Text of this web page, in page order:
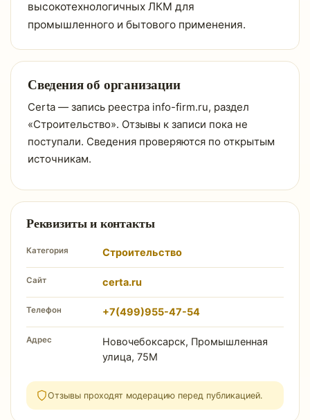
высокотехнологичных ЛКМ для
промышленного и бытового применения.
Сведения об организации
Certa — запись реестра info-firm.ru, раздел
«Строительство». Отзывы к записи пока не
поступали. Сведения проверяются по открытым
источникам.
Реквизиты и контакты
Категория Строительство
Сайт certa.ru
Телефон +7(499)955-47-54
Адрес
Новочебоксарск, Промышленная
улица, 75М
Отзывы проходят модерацию перед публикацией.